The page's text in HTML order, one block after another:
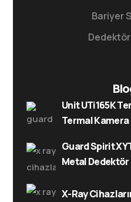
Bariyer
Unit UTi165K
Termal Kamera
Guard Spirit
Metal Dedektör
X-Ray